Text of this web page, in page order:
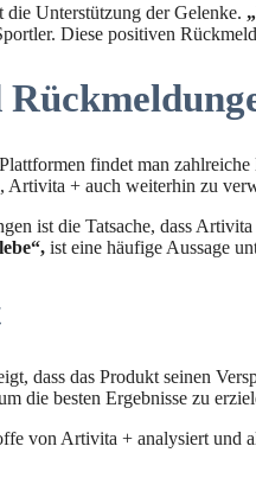
Unterstützung der Gelenke.
Diese positiven
findet man
Artivita + auch weiterhin zu
ist die Tatsache, dass
ist eine häufige Aussage
dass das Produkt seinen
die besten Ergebnisse zu
von Artivita + analysiert und